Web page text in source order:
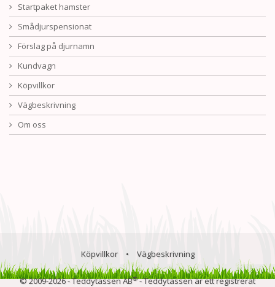
Startpaket hamster
Smådjurspensionat
Förslag på djurnamn
Kundvagn
Köpvillkor
Vägbeskrivning
Om oss
Köpvillkor • Vägbeskrivning
© 2009-2026 - Teddytassen AB®- Teddytassen är ett registrerat